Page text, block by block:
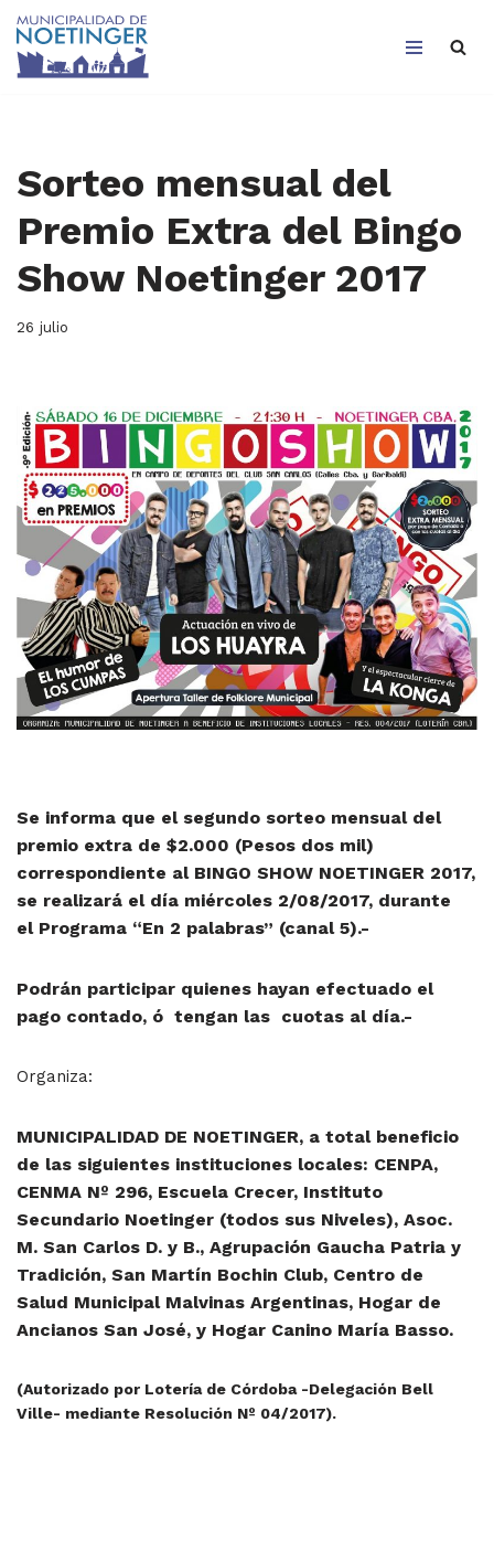
Saltar
Sorteo mensual del
Premio Extra del Bingo
Show Noetinger 2017
26 julio
Se informa que el segundo sorteo mensual del
premio extra de $2.000 (Pesos dos mil)
correspondiente al BINGO SHOW NOETINGER 2017,
se realizará el día miércoles 2/08/2017, durante
el Programa “En 2 palabras” (canal 5).-
Podrán participar quienes hayan efectuado el
pago contado, ó tengan las cuotas al día.-
Organiza:
MUNICIPALIDAD DE NOETINGER, a total beneficio
de las siguientes instituciones locales: CENPA,
CENMA Nº 296, Escuela Crecer, Instituto
Secundario Noetinger (todos sus Niveles), Asoc.
M. San Carlos D. y B., Agrupación Gaucha Patria y
Tradición, San Martín Bochin Club, Centro de
Salud Municipal Malvinas Argentinas, Hogar de
Ancianos San José, y Hogar Canino María Basso.
(Autorizado por Lotería de Córdoba -Delegación Bell
Ville- mediante Resolución Nº 04/2017).